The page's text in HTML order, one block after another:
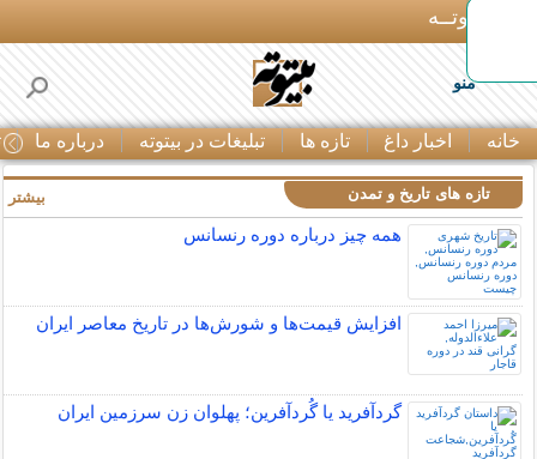
بـیتوتــه
منو
خانه اخبار داغ تازه ها تبلیغات در بیتوته درباره ما
تازه های تاریخ و تمدن
همه چیز درباره دوره رنسانس
افزایش قیمت‌ها و شورش‌ها در تاریخ معاصر ایران
گردآفرید یا گُردآفرین؛ پهلوان زن سرزمین ایران
بیشتر